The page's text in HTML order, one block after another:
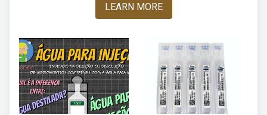
LEARN MORE